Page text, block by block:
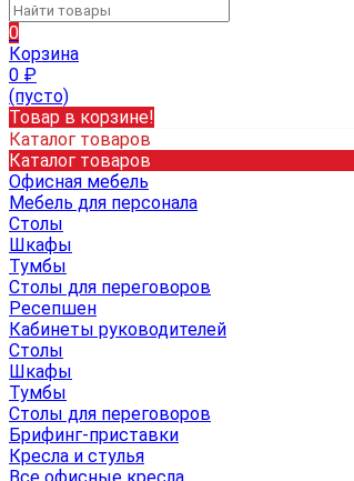
0
Корзина
0 ₽
(пусто)
Товар в корзине!
Каталог товаров
Каталог товаров
Офисная мебель
Мебель для персонала
Столы
Шкафы
Тумбы
Столы для переговоров
Ресепшен
Кабинеты руководителей
Столы
Шкафы
Тумбы
Столы для переговоров
Брифинг-приставки
Кресла и стулья